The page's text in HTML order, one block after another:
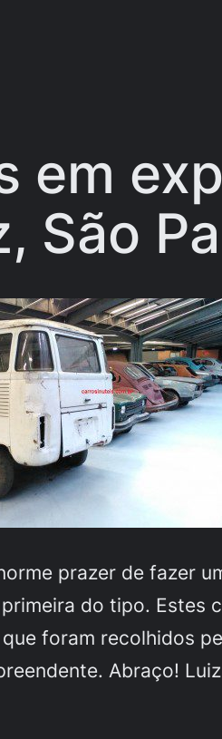
em
São
prazer de fazer
do tipo. Estes
foram recolhidos
Abraço!